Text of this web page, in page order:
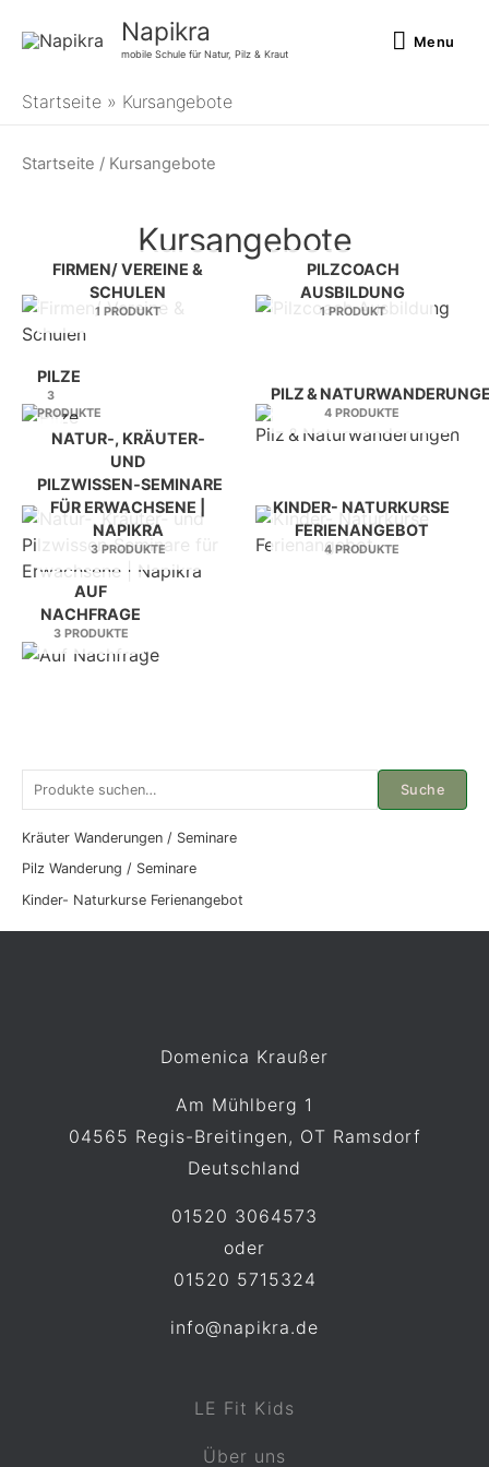
Inhalt
Napikra
mobile Schule für Natur, Pilz & Kraut
Menu
Startseite Kursangebote
Startseite / Kursangebote
Kursangebote
FIRMEN/ VEREINE &
SCHULEN
1 PRODUKT
PILZCOACH
AUSBILDUNG
1 PRODUKT
PILZE
3
PRODUKTE
PILZ &
4 PRODUKTE
NATUR‑, KRÄUTER‑
UND
PILZWISSEN‑SEMINARE
FÜR ERWACHSENE |
NAPIKRA
3 PRODUKTE
KINDER- NATURKURSE
FERIENANGEBOT
4 PRODUKTE
AUF
NACHFRAGE
3 PRODUKTE
u
c
h
e
Suche
Kräuter Wanderungen / Seminare
Pilz Wanderung / Seminare
Kinder- Naturkurse Ferienangebot
Domenica Kraußer
Am Mühlberg 1
04565 Regis-Breitingen, OT Ramsdorf
Deutschland
01520 3064573
oder
01520 5715324
info@napikra.de
LE Fit Kids
Über uns